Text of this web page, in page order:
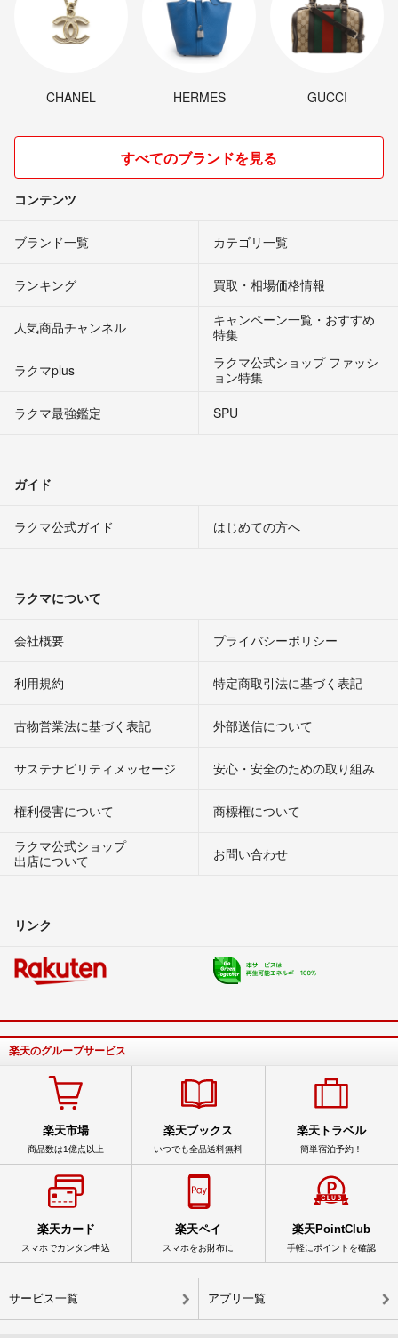
CHANEL HERMES GUCCI
すべてのブランドを見る
コンテンツ
ブランド一覧 カテゴリ一覧
ランキング 買取・相場価格情報
人気商品チャンネル
キャンペーン一覧・おすすめ
特集
ラクマplus
ラクマ公式ショップ ファッシ
ョン特集
ラクマ最強鑑定
SPU
ガイド
ラクマ公式ガイド はじめての方へ
ラクマについて
会社概要 プライバシーポリシー
利用規約 特定商取引法に基づく表記
古物営業法に基づく表記 外部送信について
サステナビリティメッセージ 安心・安全のための取り組み
権利侵害について
商標権について
ラクマ公式ショップ
出店について
お問い合わせ
リンク
楽天のグループサービス
楽天市場
商品数は1億点以上
楽天ブックス
いつでも全品送料無料
楽天トラベル
簡単宿泊予約！
楽天カード
スマホでカンタン申込
楽天ペイ
スマホをお財布に
楽天PointClub
手軽にポイントを確認
サービス一覧 アプリ一覧